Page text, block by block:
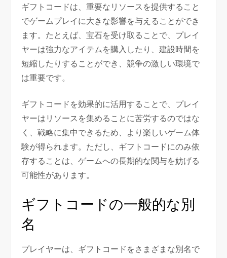
ギフトコードは、重要なリソースを提供すること
でゲームプレイに大きな影響を与えることができ
ます。たとえば、宝石を受け取ることで、プレイ
ヤーは強力なアイテムを購入したり、建設時間を
短縮したりすることができ、競争の激しい環境で
は重要です。
ギフトコードを効果的に活用することで、プレイ
ヤーはリソースを集めることに苦労するのではな
く、戦略に集中できるため、より楽しいゲーム体
験が得られます。ただし、ギフトコードにのみ依
存することは、ゲームへの長期的な関与を妨げる
可能性があります。
ギフトコードの一般的な別
名
プレイヤーは、ギフトコードをさまざまな別名で